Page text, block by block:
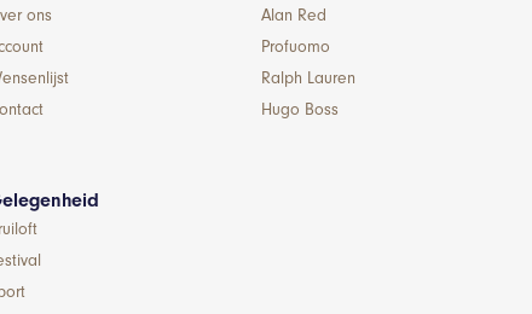
ons
Alan Red
Profuomo
Ralph Lauren
Hugo Boss